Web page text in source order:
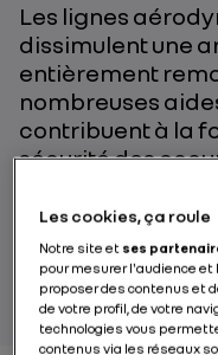
Les lignes
dissimulent une
entièrement
nombreuses
contribuent à la
sécurité des
PAR RENAULT GROUP
Les cookies, ça roule
Notre site et ses
pour mesurer l'audience et
proposer des contenus et
de votre profil, de votre
technologies vous
contenus via les réseaux